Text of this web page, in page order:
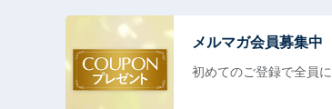
メルマガ会員募集中
初めてのご登録で全員に